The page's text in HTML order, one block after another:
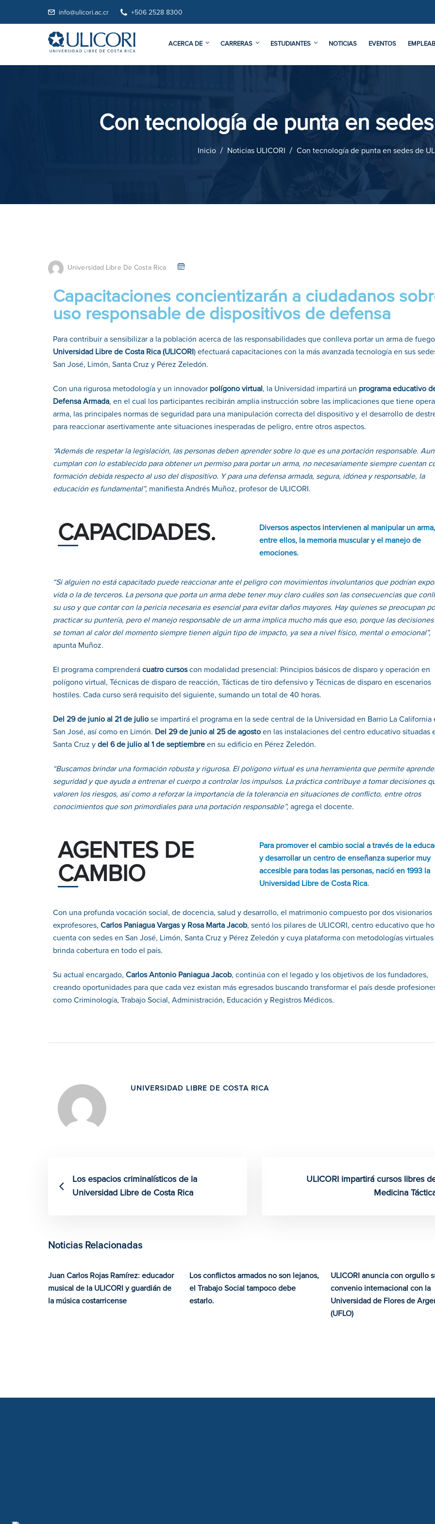
info@ulicori.ac.cr +506 2528 8300
ACERCA DE CARRERAS ESTUDIANTES NOTICIAS EVENTOS
Con tecnología de punta en
Inicio Noticias ULICORI Con tecnología de punta en sedes de
Universidad Libre De Costa Rica
Capacitaciones concientizarán a ciudadanos
uso responsable de dispositivos de defensa
Para contribuir a sensibilizar a la población acerca de las responsabilidades que conlleva portar un arma de
Universidad Libre de Costa Rica (ULICORI ) efectuará capacitaciones con la más avanzada tecnología en sus
San José, Limón, Santa Cruz y Pérez Zeledón.
Con una rigurosa metodología y un innovador polígono virtual , la Universidad impartirá un programa educativo
Defensa Armada, en el cual los participantes recibirán amplia instrucción sobre las implicaciones que tiene
arma, las principales normas de seguridad para una manipulación correcta del dispositivo y el desarrollo de
para reaccionar asertivamente ante situaciones inesperadas de peligro, entre otros aspectos.
“Además de respetar la legislación, las personas deben aprender sobre lo que es una portación responsable.
cumplan con lo establecido para obtener un permiso para portar un arma, no necesariamente siempre cuentan
formación debida respecto al uso del dispositivo. Y para una defensa armada, segura, idónea y responsable, la
educación es fundamental”, manifiesta Andrés Muñoz, profesor de ULICORI.
CAPACIDADES.
Diversos aspectos intervienen al manipular un arma,
entre ellos, la memoria muscular y el manejo de
emociones.
“Si alguien no está capacitado puede reaccionar ante el peligro con movimientos involuntarios que podrían
vida o la de terceros. La persona que porta un arma debe tener muy claro cuáles son las consecuencias que
su uso y que contar con la pericia necesaria es esencial para evitar daños mayores. Hay quienes se preocupan
practicar su puntería, pero el manejo responsable de un arma implica mucho más que eso, porque las
se toman al calor del momento siempre tienen algún tipo de impacto, ya sea a nivel físico, mental o emocional”,
apunta Muñoz.
El programa comprenderá cuatro cursoscon modalidad presencial: Principios básicos de disparo y operación en
polígono virtual, Técnicas de disparo de reacción, Tácticas de tiro defensivo y Técnicas de disparo en escenarios
hostiles. Cada curso será requisito del siguiente, sumando un total de 40 horas.
Del 29 de junio al 21 de julio se impartirá el programa en la sede central de la Universidad en Barrio La California
San José, así como en Limón. Del 29 de junio al 25 de agosto en las instalaciones del centro educativo situadas
Santa Cruz y del 6 de julio al 1 de septiembre en su edificio en Pérez Zeledón.
“Buscamos brindar una formación robusta y rigurosa. El polígono virtual es una herramienta que permite
seguridad y que ayuda a entrenar el cuerpo a controlar los impulsos. La práctica contribuye a tomar decisiones
valoren los riesgos, así como a reforzar la importancia de la tolerancia en situaciones de conflicto, entre otros
conocimientos que son primordiales para una portación responsable”, agrega el docente.
AGENTES DE
CAMBIO
Para promover el cambio social a través de la
y desarrollar un centro de enseñanza superior muy
accesible para todas las personas, nació en 1993 la
Universidad Libre de Costa Rica.
Con una profunda vocación social, de docencia, salud y desarrollo, el matrimonio compuesto por dos visionarios
exprofesores, Carlos Paniagua Vargas y Rosa Marta Jacob, sentó los pilares de ULICORI, centro educativo que
cuenta con sedes en San José, Limón, Santa Cruz y Pérez Zeledón y cuya plataforma con metodologías virtuales
brinda cobertura en todo el país.
Su actual encargado, Carlos Antonio Paniagua Jacob, continúa con el legado y los objetivos de los fundadores,
creando oportunidades para que cada vez existan más egresados buscando transformar el país desde
como Criminología, Trabajo Social, Administración, Educación y Registros Médicos.
UNIVERSIDAD LIBRE DE COSTA RICA
Los espacios criminalísticos de la
Universidad Libre de Costa Rica
ULICORI impartirá cursos libres
Medicina
Noticias Relacionadas
Juan Carlos Rojas Ramírez: educador
musical de la ULICORI y guardián de
la música costarricense
Los conflictos armados no son lejanos,
el Trabajo Social tampoco debe
estarlo.
ULICORI anuncia con orgullo
convenio internacional con la
Universidad de Flores de
(UFLO)